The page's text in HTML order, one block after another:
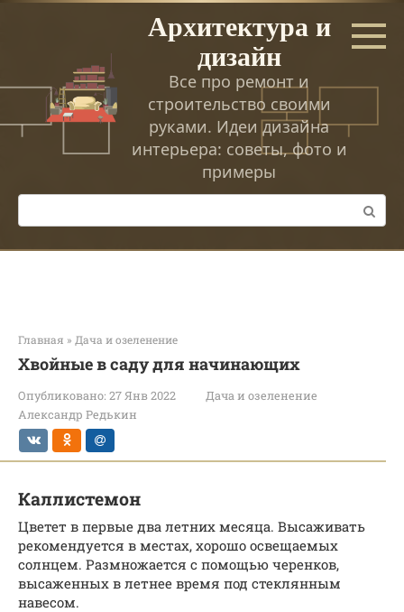
Перейти
Архитектура и
дизайн
Все про ремонт и
строительство своими
руками. Идеи дизайна
интерьера: советы, фото и
примеры
Поиск:
Главная » Дача и озеленение
Хвойные в саду для начинающих
Опубликовано: 27 Янв 2022
Дача и озеленение
Александр Редькин
Каллистемон
Цветет в первые два летних месяца. Высаживать
рекомендуется в местах, хорошо освещаемых
солнцем. Размножается с помощью черенков,
высаженных в летнее время под стеклянным
навесом.